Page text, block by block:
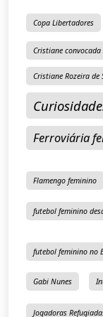
Copa Libertadores
Cristiane convocada
Cristiane Rozeira de
Ferroviária
Flamengo feminino
futebol feminino
futebol feminino no
Gabi Nunes
Jogadoras